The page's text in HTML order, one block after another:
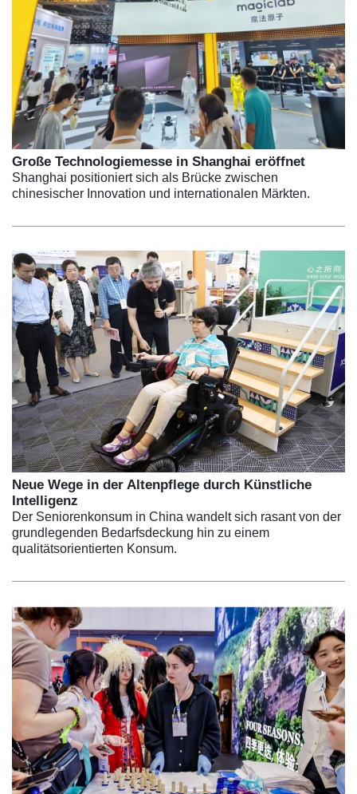
Große Technologiemesse in Shanghai eröffnet
Shanghai positioniert sich als Brücke zwischen
chinesischer Innovation und internationalen Märkten.
Neue Wege in der Altenpflege durch Künstliche
Intelligenz
Der Seniorenkonsum in China wandelt sich rasant von der
grundlegenden Bedarfsdeckung hin zu einem
qualitätsorientierten Konsum.